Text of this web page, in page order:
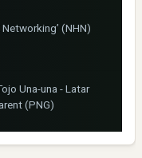
Networking’ (NHN)
Una-una - Latar
(PNG)